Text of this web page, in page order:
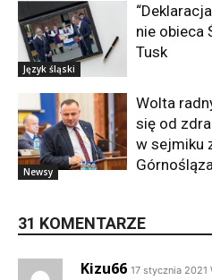
Język śląski
nie obieca
Tusk
Newsy
Wolta
się od
w sejmiku
31 KOMENTARZE
Kizu66 17 stycznia 2021